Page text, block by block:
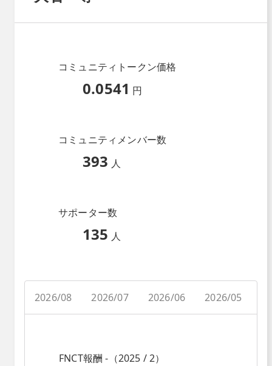
コミュニティトークン価格
0.0541 円
コミュニティメンバー数
393 人
サポーター数
135 人
2026/08 2026/07 2026/06 2026/05
FNCT報酬 -（2025 / 2）